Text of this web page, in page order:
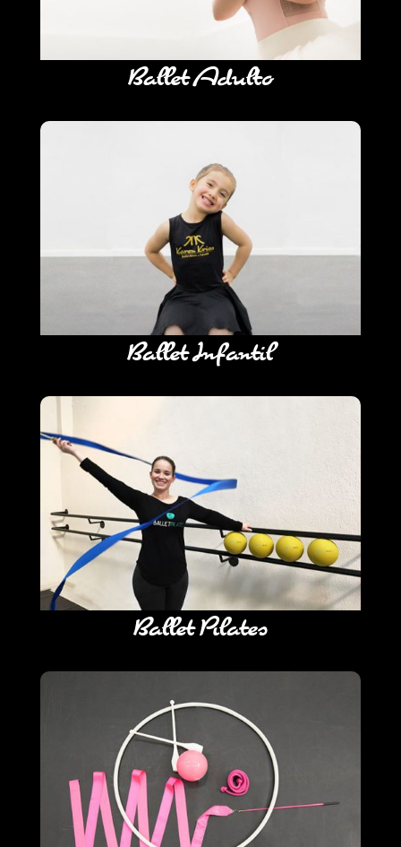
Ballet Adulto
Ballet Infantil
Ballet Pilates